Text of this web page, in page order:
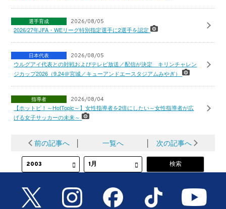
選手育成 2026/08/05
2026/27年JFA・WEリーグ特別指定選手に2選手を認定
日本代表 2026/08/05
ウルグアイ代表との対戦およびテレビ放送／配信が決定 キリンチャレン
ジカップ2026（9.24＠宮城／キューアンドエースタジアムみやぎ）
指導者 2026/08/04
【ホットピ！～HotTopic～】女性指導者を2倍にしたい～女性指導者が広
げる女子サッカーの未来～
前の記事へ │ 一覧へ │ 次の記事へ